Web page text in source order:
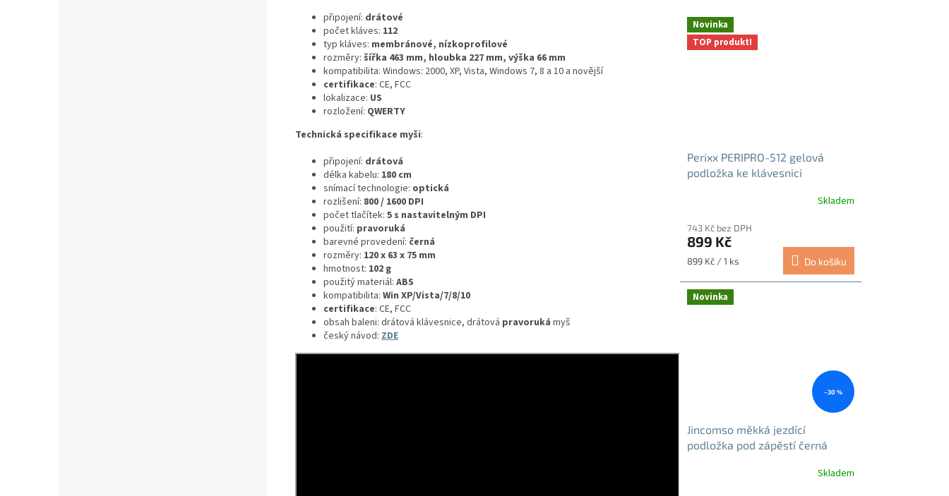
připojení: drátové
počet kláves: 112
typ kláves: membránové, nízkoprofilové
rozměry: šířka 463 mm, hloubka 227 mm, výška 66 mm
kompatibilita: Windows: 2000, XP, Vista, Windows 7, 8 a 10 a novější
certifikace: CE, FCC
lokalizace: US
rozložení: QWERTY
Technická specifikace myši:
připojení: drátová
délka kabelu: 180 cm
snímací technologie: optická
rozlišení: 800 / 1600 DPI
počet tlačítek: 5 s nastavitelným DPI
použití: pravoruká
barevné provedení: černá
rozměry: 120 x 63 x 75 mm
hmotnost: 102 g
použitý materiál: ABS
kompatibilita: Win XP/Vista/7/8/10
certifikace: CE, FCC
obsah baleni: drátová klávesnice, drátová pravoruká myš
český návod: ZDE
Novinka
TOP produkt!
Perixx PERIPRO-512 gelová
podložka ke klávesnici
Skladem
743 Kč bez DPH
899 Kč
Měrná
899 Kč / 1 ks Do košíku
Novinka
–30 %
Jincomso měkká jezdící
podložka pod zápěstí černá
Skladem